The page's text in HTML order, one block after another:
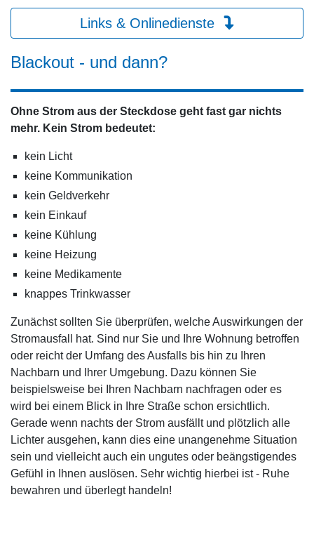
Links & Onlinedienste
Blackout - und dann?
Ohne Strom aus der Steckdose geht fast gar nichts
mehr. Kein Strom bedeutet:
kein Licht
keine Kommunikation
kein Geldverkehr
kein Einkauf
keine Kühlung
keine Heizung
keine Medikamente
knappes Trinkwasser
Zunächst sollten Sie überprüfen, welche Auswirkungen der
Stromausfall hat. Sind nur Sie und Ihre Wohnung betroffen
oder reicht der Umfang des Ausfalls bis hin zu Ihren
Nachbarn und Ihrer Umgebung. Dazu können Sie
beispielsweise bei Ihren Nachbarn nachfragen oder es
wird bei einem Blick in Ihre Straße schon ersichtlich.
Gerade wenn nachts der Strom ausfällt und plötzlich alle
Lichter ausgehen, kann dies eine unangenehme Situation
sein und vielleicht auch ein ungutes oder beängstigendes
Gefühl in Ihnen auslösen. Sehr wichtig hierbei ist - Ruhe
bewahren und überlegt handeln!